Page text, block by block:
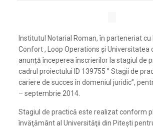
Institutul Notarial Roman, în parteneriat cu
Confort , Loop Operations și Universitatea
anunță începerea înscrierilor la stagiul de
cadrul proiectului ID 139755 ” Stagii de
cariere de succes în domeniul juridic”,
– septembrie 2014.
Stagiul de practică este realizat conform
învăţământ al Universităţii din Pitești